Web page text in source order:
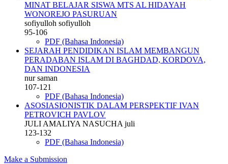
MINAT BELAJAR SISWA MTS AL HIDAYAH
WONOREJO PASURUAN
sofiyulloh sofiyulloh
95-106
PDF (Bahasa Indonesia)
SEJARAH PENDIDIKAN ISLAM MEMBANGUN
PERADABAN ISLAM DI BAGHDAD, KORDOVA,
DAN INDONESIA
nur saman
107-121
PDF (Bahasa Indonesia)
ASOSIASIONISTIK DALAM PERSPEKTIF IVAN
PETROVICH PAVLOV
JULI AMALIYA NASUCHA juli
123-132
PDF (Bahasa Indonesia)
Make a Submission